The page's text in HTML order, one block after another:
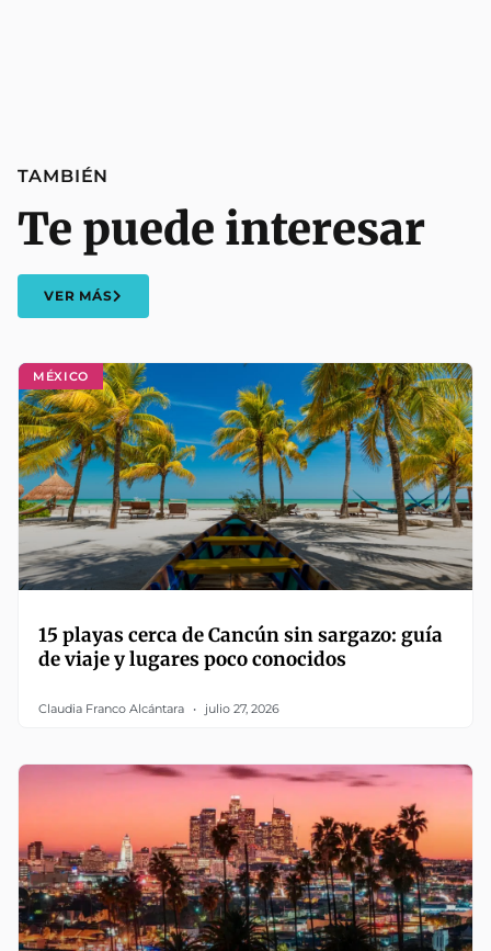
MÉXICO
15 playas cerca de Cancún sin sargazo: guía
de viaje y lugares poco conocidos
Claudia Franco Alcántara julio 27, 2026
TAMBIÉN
Te puede interesar
VER MÁS